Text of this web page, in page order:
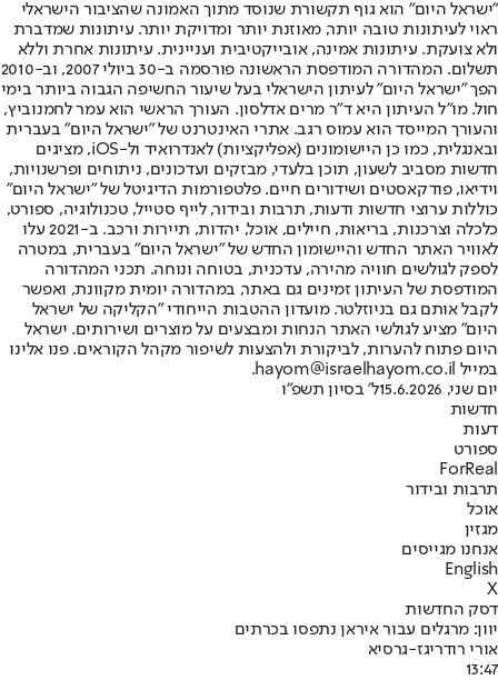
"ישראל היום" הוא גוף תקשורת שנוסד מתוך האמונה שהציבור הישראלי
ראוי לעיתונות טובה יותר, מאוזנת יותר ומדויקת יותר. עיתונות שמדברת
ולא צועקת. עיתונות אמינה, אובייקטיבית ועניינית. עיתונות אחרת וללא
תשלום. המהדורה המודפסת הראשונה פורסמה ב-30 ביולי 2007, וב-2010
הפך "ישראל היום" לעיתון הישראלי בעל שיעור החשיפה הגבוה ביותר בימי
חול. מו"ל העיתון היא ד"ר מרים אדלסון. העורך הראשי הוא עמר לחמנוביץ,
והעורך המייסד הוא עמוס רגב. אתרי האינטרנט של "ישראל היום" בעברית
ובאנגלית, כמו כן היישומונים (אפליקציות) לאנדרואיד ול-iOS, מציגים
חדשות מסביב לשעון, תוכן בלעדי, מבזקים ועדכונים, ניתוחים ופרשנויות,
וידיאו, פודקאסטים ושידורים חיים. פלטפורמות הדיגיטל של "ישראל היום"
כוללות ערוצי חדשות ודעות, תרבות ובידור, לייף סטייל, טכנולוגיה, ספורט,
כלכלה וצרכנות, בריאות, חיילים, אוכל, יהדות, תיירות ורכב. ב-2021 עלו
לאוויר האתר החדש והיישומון החדש של "ישראל היום" בעברית, במטרה
לספק לגולשים חוויה מהירה, עדכנית, בטוחה ונוחה. תכני המהדורה
המודפסת של העיתון זמינים גם באתר, במהדורה יומית מקוונת, ואפשר
לקבל אותם גם בניוזלטר. מועדון ההטבות הייחודי "הקליקה של ישראל
היום" מציע לגולשי האתר הנחות ומבצעים על מוצרים ושירותים. ישראל
היום פתוח להערות, לביקורת ולהצעות לשיפור מקהל הקוראים. פנו אלינו
במייל hayom@israelhayom.co.il.
יום שני, 15.6.2026
ל' בסיון תשפ"ו
חדשות
דעות
ספורט
ForReal
תרבות ובידור
אוכל
מגזין
אנחנו מגייסים
English
X
דסק החדשות
יוון: מרגלים עבור איראן נתפסו בכרתים
אורי רודריגז-גרסיא
13:47